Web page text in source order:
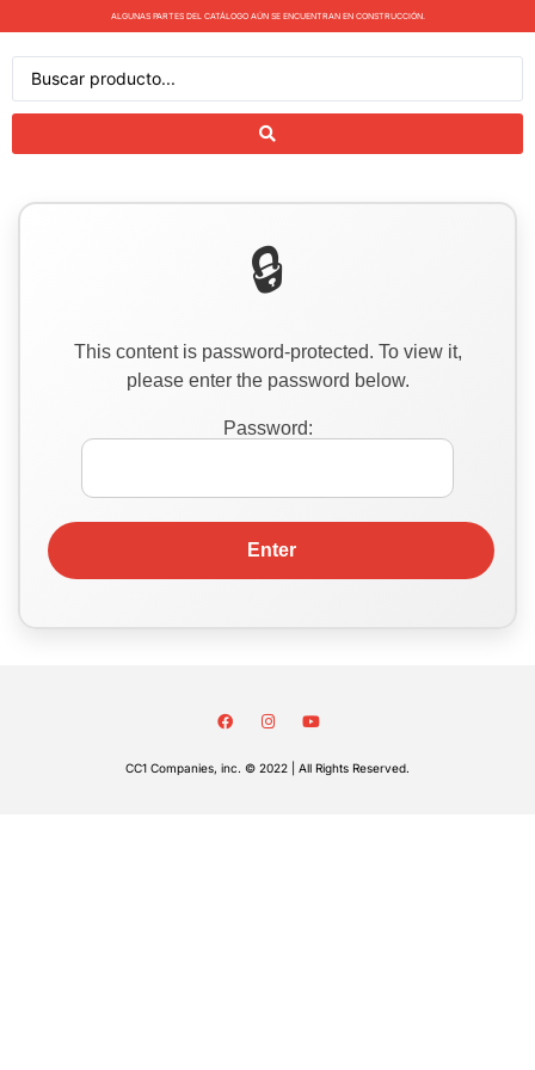
ALGUNAS PARTES DEL CATÁLOGO AÚN SE ENCUENTRAN EN CONSTRUCCIÓN.
This content is password-protected. To view it,
please enter the password below.
Password:
CC1 Companies, inc. © 2022 | All Rights Reserved.